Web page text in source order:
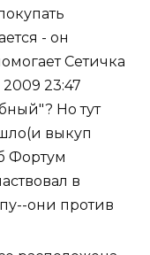
- он
Сетичка
23:47
Но тут
выкуп
Фортум
в
они против